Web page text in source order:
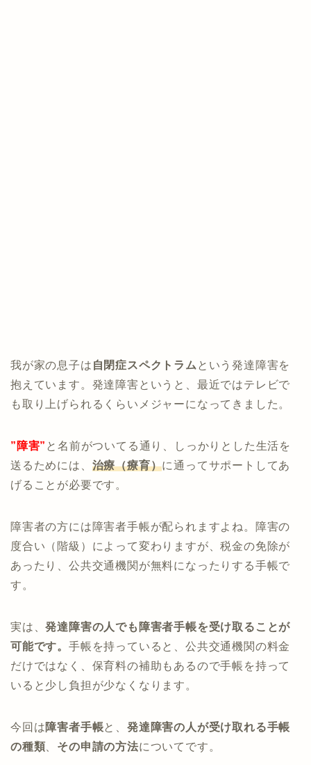
我が家の息子は 自閉症スペクトラムという発達障害を
抱えています。発達障害というと、最近ではテレビで
も取り上げられるくらいメジャーになってきました。
”障害” と名前がついてる通り、しっかりとした生活を
送るためには、 治療（療育）に通ってサポートしてあ
げることが必要です。
障害者の方には障害者手帳が配られますよね。障害の
度合い（階級）によって変わりますが、税金の免除が
あったり、公共交通機関が無料になったりする手帳で
す。
実は、発達障害の人でも障害者手帳を受け取ることが
可能です。 手帳を持っていると、公共交通機関の料金
だけではなく、保育料の補助もあるので手帳を持って
いると少し負担が少なくなります。
今回は障害者手帳と、発達障害の人が受け取れる手帳
の種類、 その申請の方法についてです。